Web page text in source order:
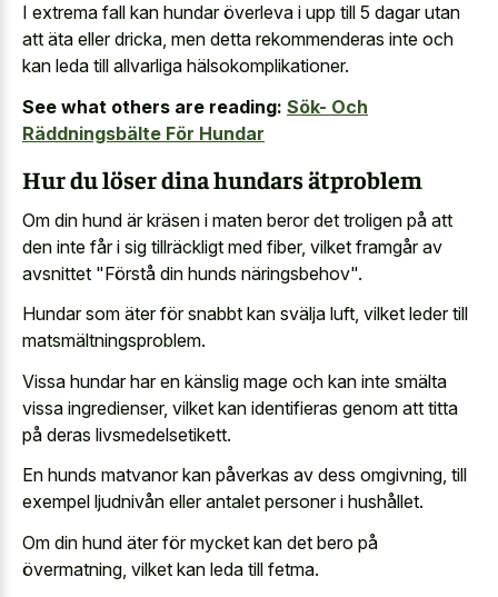
I extrema fall kan hundar överleva i upp till 5 dagar utan
att äta eller dricka, men detta rekommenderas inte och
kan leda till allvarliga hälsokomplikationer.
See what others are reading: Sök- Och
Räddningsbälte För Hundar
Hur du löser dina hundars ätproblem
Om din hund är kräsen i maten beror det troligen på att
den inte får i sig tillräckligt med fiber, vilket framgår av
avsnittet "Förstå din hunds näringsbehov".
Hundar som äter för snabbt kan svälja luft, vilket leder till
matsmältningsproblem.
Vissa hundar har en känslig mage och kan inte smälta
vissa ingredienser, vilket kan identifieras genom att titta
på deras livsmedelsetikett.
En hunds matvanor kan påverkas av dess omgivning, till
exempel ljudnivån eller antalet personer i hushållet.
Om din hund äter för mycket kan det bero på
övermatning, vilket kan leda till fetma.